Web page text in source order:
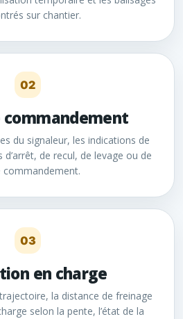
sur chantier.
02
commandement
du signaleur, les indications de
de recul, de levage ou de
commandement.
03
en charge
la distance de freinage
selon la pente, l’état de la